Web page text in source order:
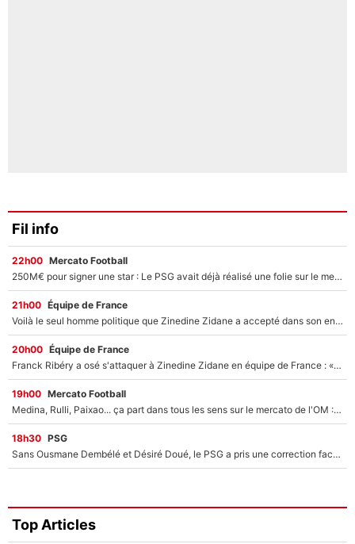
Fil info
22h00 Mercato Football
250M€ pour signer une star : Le PSG avait déjà réalisé une folie sur le mercato bien avant Neymar !
21h00 Équipe de France
Voilà le seul homme politique que Zinedine Zidane a accepté dans son entourage : «Je garde un très bon souvenir de lui»
20h00 Équipe de France
Franck Ribéry a osé s'attaquer à Zinedine Zidane en équipe de France : «Je n'aurais jamais fait ça»
19h00 Mercato Football
Medina, Rulli, Paixao... ça part dans tous les sens sur le mercato de l'OM : Frank McCourt va enfin récupérer l'argent qu'il attend ?
18h30 PSG
Sans Ousmane Dembélé et Désiré Doué, le PSG a pris une correction face à Majorque : Luis Enrique attend avec impatience des renforts !
Top Articles